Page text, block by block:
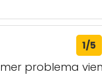
1/5
problema